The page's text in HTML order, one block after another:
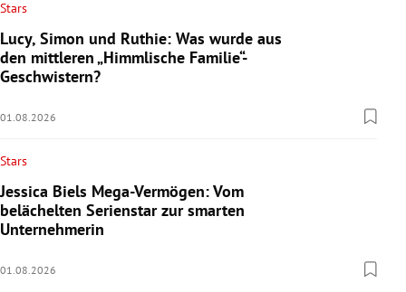
Stars
Lucy, Simon und Ruthie: Was wurde aus
den mittleren „Himmlische Familie“-
Geschwistern?
01.08.2026
Stars
Jessica Biels Mega-Vermögen: Vom
belächelten Serienstar zur smarten
Unternehmerin
01.08.2026